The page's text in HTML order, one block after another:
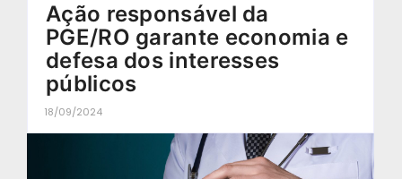
Ação responsável da
PGE/RO garante economia e
defesa dos interesses
públicos
18/09/2024